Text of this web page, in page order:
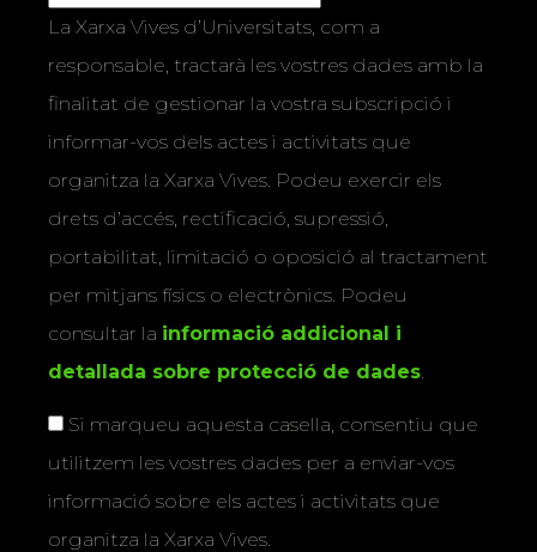
La Xarxa Vives d’Universitats, com a
responsable, tractarà les vostres dades amb la
finalitat de gestionar la vostra subscripció i
informar-vos dels actes i activitats que
organitza la Xarxa Vives. Podeu exercir els
drets d’accés, rectificació, supressió,
portabilitat, limitació o oposició al tractament
per mitjans físics o electrònics. Podeu
consultar la informació addicional i
detallada sobre protecció de dades
Si marqueu aquesta casella, consentiu que
utilitzem les vostres dades per a enviar-vos
informació sobre els actes i activitats que
organitza la Xarxa Vives.